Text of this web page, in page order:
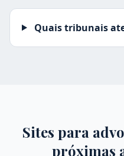
Quais tribunais
Sites para
próximas